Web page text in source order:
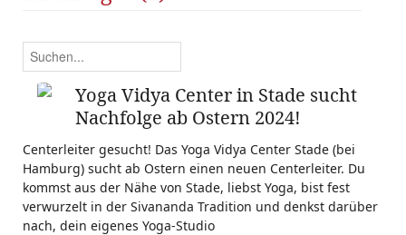
Yoga Vidya Center in Stade sucht
Nachfolge ab Ostern 2024!
Centerleiter gesucht! Das Yoga Vidya Center Stade (bei
Hamburg) sucht ab Ostern einen neuen Centerleiter. Du
kommst aus der Nähe von Stade, liebst Yoga, bist fest
verwurzelt in der Sivananda Tradition und denkst darüber
nach, dein eigenes Yoga-Studio